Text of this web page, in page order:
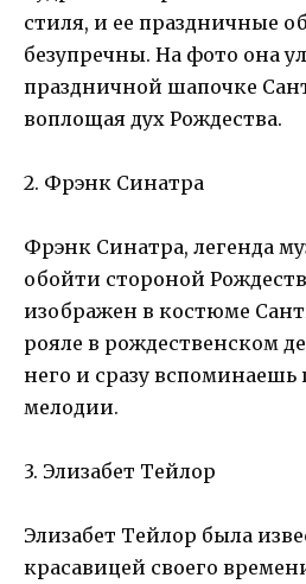
стиля, и ее праздничные
безупречны. На фото она
праздничной шапочке
воплощая дух Рождества.
2. Фрэнк Синатра
Фрэнк Синатра, легенда
обойти стороной
изображен в костюме
рояле в рождественском
него и сразу
мелодии.
3. Элизабет Тейлор
Элизабет Тейлор была
красавицей своего